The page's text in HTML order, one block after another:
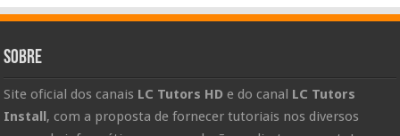
Sobre
Site oficial dos canais LC Tutors HD e do canal LC Tutors
Install, com a proposta de fornecer tutoriais nos diversos